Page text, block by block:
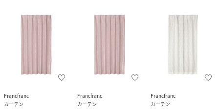
Francfranc
カーテン
Francfranc
カーテン
Francfranc
カーテン